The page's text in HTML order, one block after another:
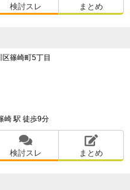
検討スレ まとめ
篠崎町5丁目
崎 駅 徒歩9分
検討スレ まとめ